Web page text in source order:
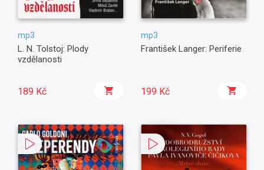
mp3
L. N. Tolstoj: Plody
vzdělanosti
189 Kč
mp3
František Langer: Periferie
199 Kč